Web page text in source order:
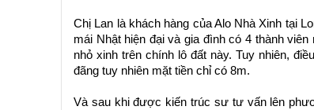
Chị Lan là khách hàng của Alo Nhà Xinh tại
mái Nhật hiện đại và gia đình có 4 thành
nhỏ xinh trên chính lô đất này. Tuy nhiên,
đãng tuy nhiên mặt tiền chỉ có 8m.
Và sau khi được kiến trúc sư tư vấn lên